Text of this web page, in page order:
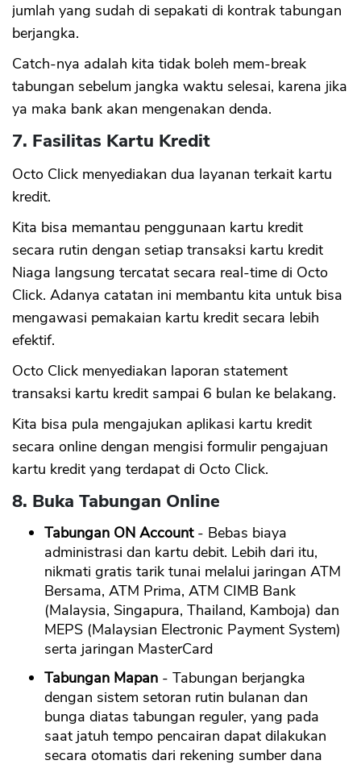
jumlah yang sudah di sepakati di kontrak tabungan
berjangka.
Catch-nya adalah kita tidak boleh mem-break
tabungan sebelum jangka waktu selesai, karena jika
ya maka bank akan mengenakan denda.
7. Fasilitas Kartu Kredit
Octo Click menyediakan dua layanan terkait kartu
kredit.
Kita bisa memantau penggunaan kartu kredit
secara rutin dengan setiap transaksi kartu kredit
Niaga langsung tercatat secara real-time di Octo
Click. Adanya catatan ini membantu kita untuk bisa
mengawasi pemakaian kartu kredit secara lebih
efektif.
Octo Click menyediakan laporan statement
transaksi kartu kredit sampai 6 bulan ke belakang.
Kita bisa pula mengajukan aplikasi kartu kredit
secara online dengan mengisi formulir pengajuan
kartu kredit yang terdapat di Octo Click.
8. Buka Tabungan Online
Tabungan ON Account- Bebas biaya
administrasi dan kartu debit. Lebih dari itu,
nikmati gratis tarik tunai melalui jaringan ATM
Bersama, ATM Prima, ATM CIMB Bank
(Malaysia, Singapura, Thailand, Kamboja) dan
MEPS (Malaysian Electronic Payment System)
serta jaringan MasterCard
Tabungan Mapan - Tabungan berjangka
dengan sistem setoran rutin bulanan dan
bunga diatas tabungan reguler, yang pada
saat jatuh tempo pencairan dapat dilakukan
secara otomatis dari rekening sumber dana